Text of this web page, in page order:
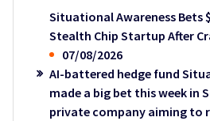
Situational Awareness Bets
Stealth Chip Startup After
07/08/2026
AI-battered hedge fund
made a big bet this week in
private company aiming to